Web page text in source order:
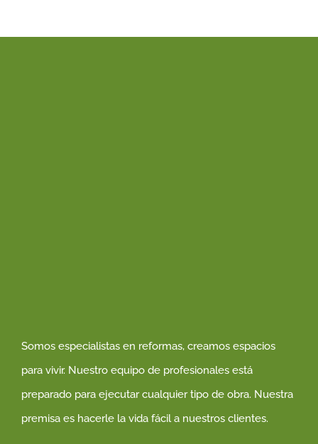
Somos especialistas en reformas, creamos espacios
para vivir. Nuestro equipo de profesionales está
preparado para ejecutar cualquier tipo de obra. Nuestra
premisa es hacerle la vida fácil a nuestros clientes.